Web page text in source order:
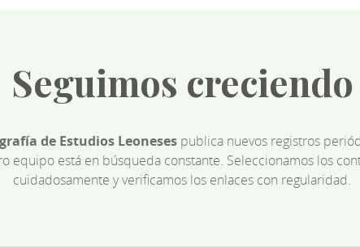
Seguimos creciendo
de Estudios Leonesespublica nuevos registros
equipo está en búsqueda constante. Seleccionamos los
cuidadosamente y verificamos los enlaces con regularidad.